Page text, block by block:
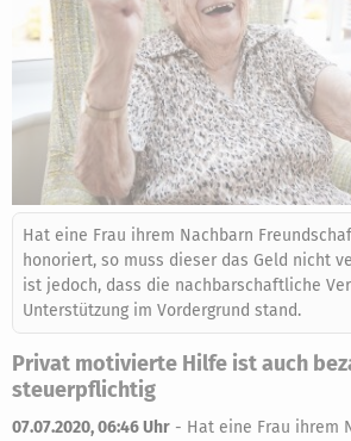
Hat eine Frau ihrem Nachbarn
honoriert, so muss dieser das Geld nicht
ist jedoch, dass die nachbarschaftliche
Unterstützung im Vordergrund stand.
Privat motivierte Hilfe ist auch
steuerpflichtig
07.07.2020, 06:46 Uhr - Hat eine Frau ihrem